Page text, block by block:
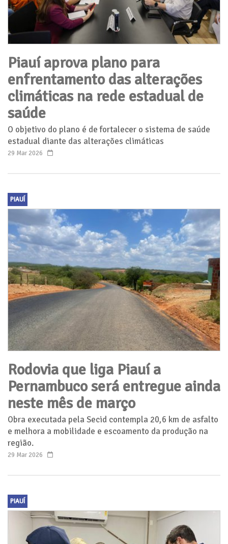
Piauí aprova plano para
enfrentamento das alterações
climáticas na rede estadual de
saúde
O objetivo do plano é de fortalecer o sistema de saúde
estadual diante das alterações climáticas
29 Mar 2026
PIAUÍ
Rodovia que liga Piauí a
Pernambuco será entregue ainda
neste mês de março
Obra executada pela Secid contempla 20,6 km de asfalto
e melhora a mobilidade e escoamento da produção na
região.
29 Mar 2026
PIAUÍ